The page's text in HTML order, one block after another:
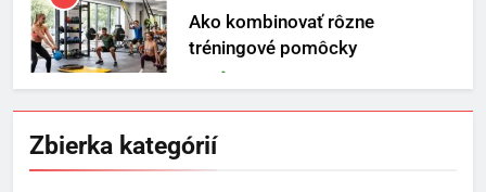
tréningové pomôcky
POMÔCKY VYBAVENIE
7
Pomôcky na cvičenie brucha
Zbierka kategórií